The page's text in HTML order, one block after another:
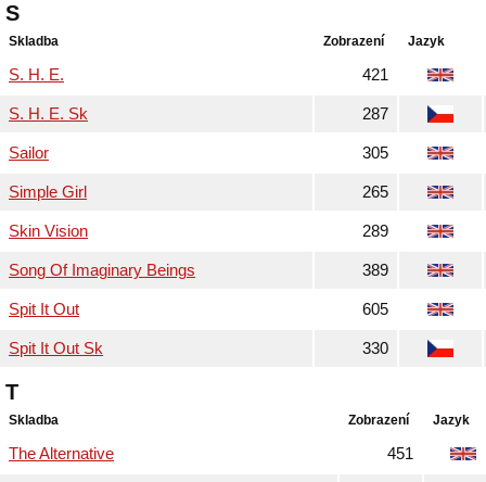
S
Skladba Zobrazení Jazyk
S. H. E. 421
S. H. E. Sk 287
Sailor 305
Simple Girl 265
Skin Vision 289
Song Of Imaginary Beings 389
Spit It Out 605
Spit It Out Sk 330
T
Skladba Zobrazení Jazyk
The Alternative 451